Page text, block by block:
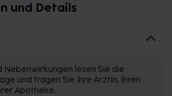
und Details
Nebenwirkungen lesen Sie die
und fragen Sie Ihre Ärztin, Ihren
Apotheke.